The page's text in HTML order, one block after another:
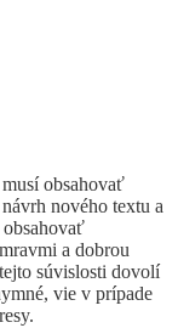
obsahovať
nového textu a
obsahovať
a dobrou
súvislosti dovolí
vie v prípade